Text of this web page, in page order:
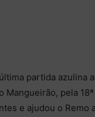
partida azulina
Mangueirão, pela
e ajudou o Remo